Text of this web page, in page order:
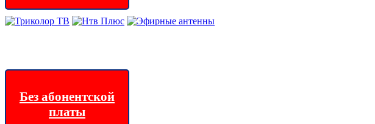
(для приема цифрового и эфирного тв)
Без абонентской
платы